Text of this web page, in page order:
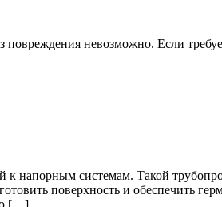
невозможно. Если
напорным системам. Такой
поверхность и обеспечить